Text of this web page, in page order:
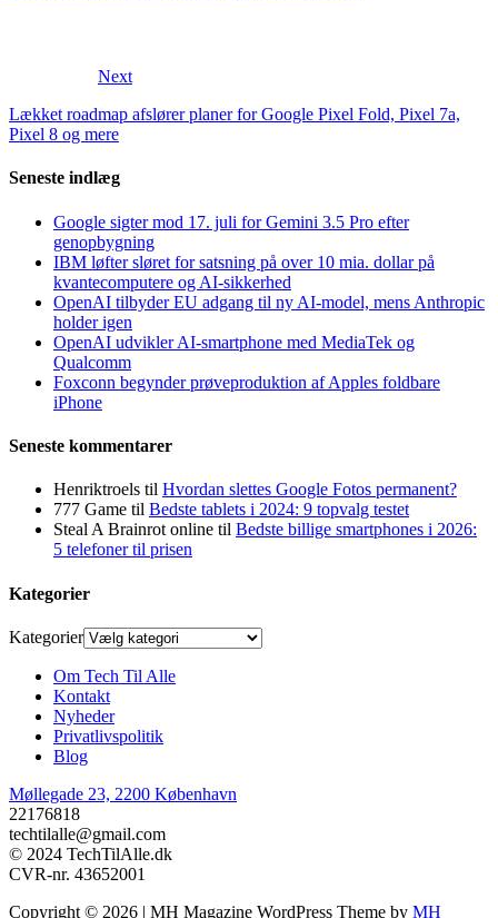
Next
Lækket roadmap afslører planer for Google Pixel Fold, Pixel 7a,
Pixel 8 og mere
Seneste indlæg
Google sigter mod 17. juli for Gemini 3.5 Pro efter
genopbygning
IBM løfter sløret for satsning på over 10 mia. dollar på
kvantecomputere og AI-sikkerhed
OpenAI tilbyder EU adgang til ny AI-model, mens Anthropic
holder igen
OpenAI udvikler AI-smartphone med MediaTek og
Qualcomm
Foxconn begynder prøveproduktion af Apples foldbare
iPhone
Seneste kommentarer
Henriktroels til Hvordan slettes Google Fotos permanent?
777 Game til Bedste tablets i 2024: 9 topvalg testet
Steal A Brainrot online til Bedste billige smartphones i 2026:
5 telefoner til prisen
Kategorier
Kategorier
Om Tech Til Alle
Kontakt
Nyheder
Privatlivspolitik
Blog
Møllegade 23, 2200 København
22176818
techtilalle@gmail.com
© 2024 TechTilAlle.dk
CVR-nr. 43652001
Copyright © 2026 | MH Magazine WordPress Theme by MH